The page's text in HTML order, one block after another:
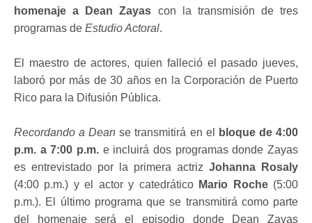
homenaje a Dean Zayas con la transmisión de tres
programas de Estudio Actoral.
El maestro de actores, quien falleció el pasado jueves,
laboró por más de 30 años en la Corporación de Puerto
Rico para la Difusión Pública.
Recordando a Dean se transmitirá en el
bloque de 4:00
p.m. a 7:00 p.m. e incluirá dos programas donde Zayas
es entrevistado por la primera actriz Johanna Rosaly
(4:00 p.m.) y el actor y catedrático Mario Roche (5:00
p.m.). El último programa que se transmitirá como parte
del homenaje será el episodio donde Dean Zayas